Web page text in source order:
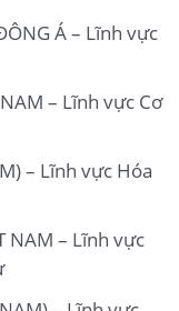
Á – Lĩnh vực
– Lĩnh vực Cơ
– Lĩnh vực Hóa
NAM – Lĩnh vực